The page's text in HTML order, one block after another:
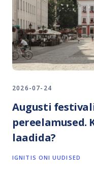
2026-07-24
Augusti
pereelamused.
laadida?
IGNITIS ONI UUDISED